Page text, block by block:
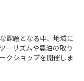
課題となる中、地域に
ーリズムや農泊の取り
クショップを開催しま